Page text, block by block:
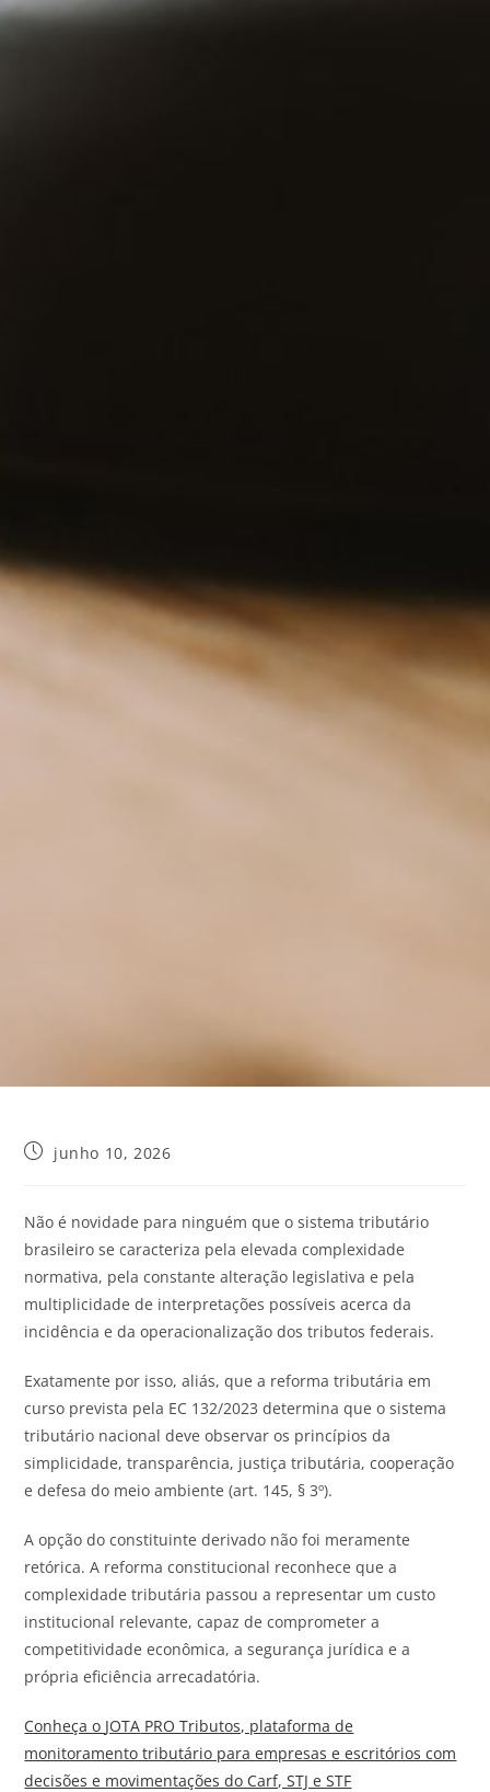
junho 10, 2026
Não é novidade para ninguém que o sistema tributário
brasileiro se caracteriza pela elevada complexidade
normativa, pela constante alteração legislativa e pela
multiplicidade de interpretações possíveis acerca da
incidência e da operacionalização dos tributos federais.
Exatamente por isso, aliás, que a reforma tributária em
curso prevista pela EC 132/2023 determina que o sistema
tributário nacional deve observar os princípios da
simplicidade, transparência, justiça tributária, cooperação
e defesa do meio ambiente (art. 145, § 3º).
A opção do constituinte derivado não foi meramente
retórica. A reforma constitucional reconhece que a
complexidade tributária passou a representar um custo
institucional relevante, capaz de comprometer a
competitividade econômica, a segurança jurídica e a
própria eficiência arrecadatória.
Conheça o JOTA PRO Tributos, plataforma de
monitoramento tributário para empresas e escritórios com
decisões e movimentações do Carf, STJ e STF